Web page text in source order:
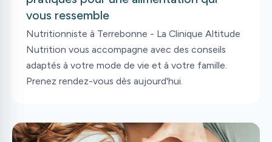
vous ressemble
Nutritionniste à Terrebonne - La Clinique Altitude
Nutrition vous accompagne avec des conseils
adaptés à votre mode de vie et à votre famille.
Prenez rendez-vous dès aujourd'hui.